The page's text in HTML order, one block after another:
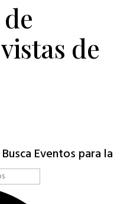
de
Eventos para la